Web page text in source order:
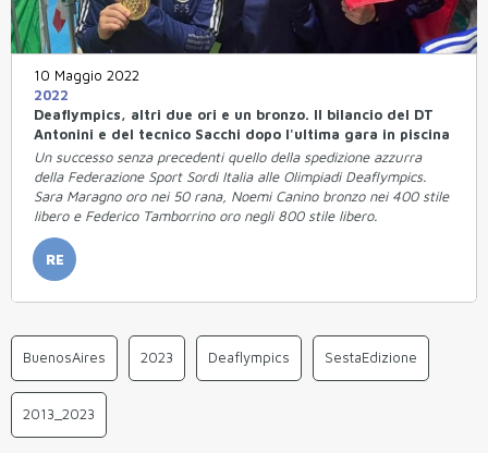
10 Maggio 2022
2022
Deaflympics, altri due ori e un bronzo. Il bilancio del DT
Antonini e del tecnico Sacchi dopo l'ultima gara in piscina
Un successo senza precedenti quello della spedizione azzurra
della Federazione Sport Sordi Italia alle Olimpiadi Deaflympics.
Sara Maragno oro nei 50 rana, Noemi Canino bronzo nei 400 stile
libero e Federico Tamborrino oro negli 800 stile libero.
RE
BuenosAires 2023 Deaflympics SestaEdizione
2013_2023